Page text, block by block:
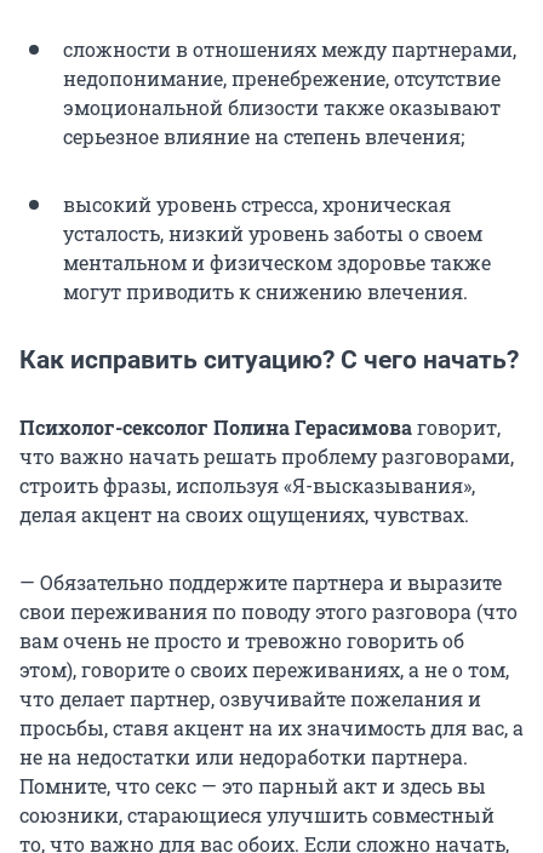
сложности в отношениях между партнерами,
недопонимание, пренебрежение, отсутствие
эмоциональной близости также оказывают
серьезное влияние на степень влечения;
высокий уровень стресса, хроническая
усталость, низкий уровень заботы о своем
ментальном и физическом здоровье также
могут приводить к снижению влечения.
Как исправить ситуацию? С чего начать?
Психолог-сексолог Полина Герасимоваговорит,
что важно начать решать проблему разговорами,
строить фразы, используя «Я-высказывания»,
делая акцент на своих ощущениях, чувствах.
— Обязательно поддержите партнера и выразите
свои переживания по поводу этого разговора (что
вам очень не просто и тревожно говорить об
этом), говорите о своих переживаниях, а не о том,
что делает партнер, озвучивайте пожелания и
просьбы, ставя акцент на их значимость для вас, а
не на недостатки или недоработки партнера.
Помните, что секс — это парный акт и здесь вы
союзники, старающиеся улучшить совместный
то, что важно для вас обоих. Если сложно начать,